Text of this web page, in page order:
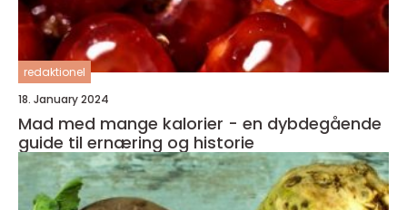
redaktionel
18. January 2024
Mad med mange kalorier - en dybdegående
guide til ernæring og historie